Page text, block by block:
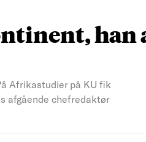
han
Afrikastudier på KU fik
afgående chefredaktør